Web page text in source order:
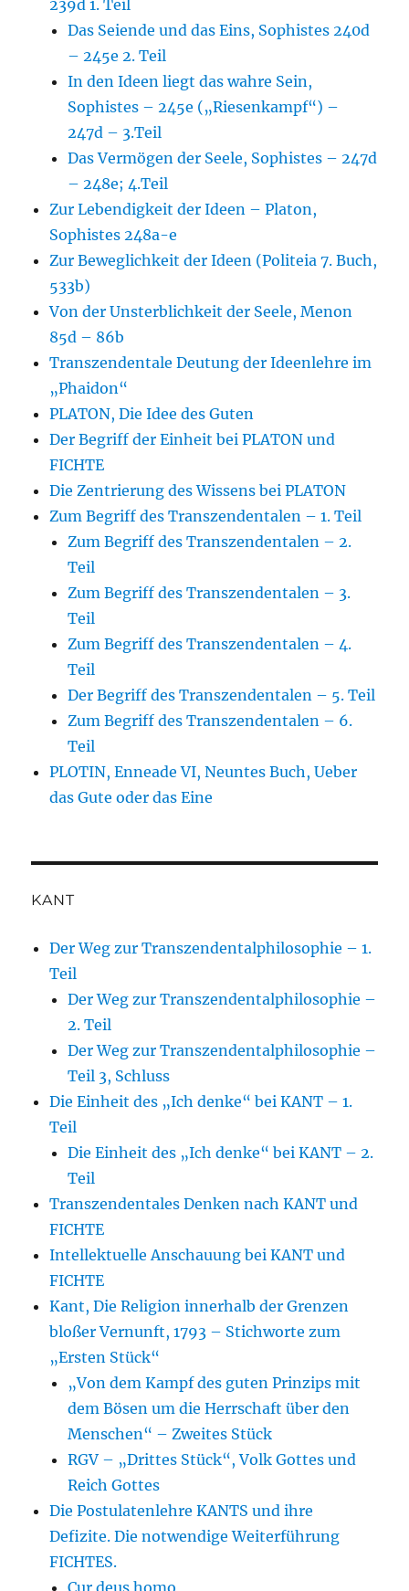
239d 1. Teil
Das Seiende und das Eins, Sophistes 240d
– 245e 2. Teil
In den Ideen liegt das wahre Sein,
Sophistes – 245e („Riesenkampf“) –
247d – 3.Teil
Das Vermögen der Seele, Sophistes – 247d
– 248e; 4.Teil
Zur Lebendigkeit der Ideen – Platon,
Sophistes 248a-e
Zur Beweglichkeit der Ideen (Politeia 7. Buch,
533b)
Von der Unsterblichkeit der Seele, Menon
85d – 86b
Transzendentale Deutung der Ideenlehre im
„Phaidon“
PLATON, Die Idee des Guten
Der Begriff der Einheit bei PLATON und
FICHTE
Die Zentrierung des Wissens bei PLATON
Zum Begriff des Transzendentalen – 1. Teil
Zum Begriff des Transzendentalen – 2.
Teil
Zum Begriff des Transzendentalen – 3.
Teil
Zum Begriff des Transzendentalen – 4.
Teil
Der Begriff des Transzendentalen – 5. Teil
Zum Begriff des Transzendentalen – 6.
Teil
PLOTIN, Enneade VI, Neuntes Buch, Ueber
das Gute oder das Eine
KANT
Der Weg zur Transzendentalphilosophie – 1.
Teil
Der Weg zur Transzendentalphilosophie –
2. Teil
Der Weg zur Transzendentalphilosophie –
Teil 3, Schluss
Die Einheit des „Ich denke“ bei KANT – 1.
Teil
Die Einheit des „Ich denke“ bei KANT – 2.
Teil
Transzendentales Denken nach KANT und
FICHTE
Intellektuelle Anschauung bei KANT und
FICHTE
Kant, Die Religion innerhalb der Grenzen
bloßer Vernunft, 1793 – Stichworte zum
„Ersten Stück“
„Von dem Kampf des guten Prinzips mit
dem Bösen um die Herrschaft über den
Menschen“ – Zweites Stück
RGV – „Drittes Stück“, Volk Gottes und
Reich Gottes
Die Postulatenlehre KANTS und ihre
Defizite. Die notwendige Weiterführung
FICHTES.